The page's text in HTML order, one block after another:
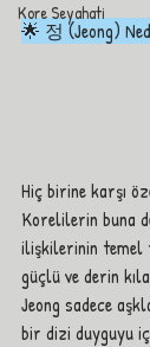
Kore Seyahati
🌟 정 (Jeong)
Hiç birine karşı
Korelilerin buna
ilişkilerinin temel
güçlü ve derin
Jeong sadece
bir dizi duyguyu